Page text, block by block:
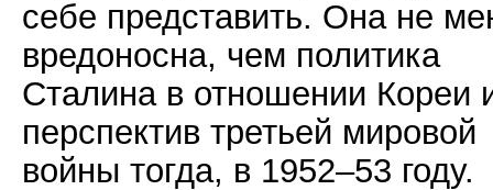
себе представить. Она не
вредоносна, чем политика
Сталина в отношении Кореи
перспектив третьей мировой
войны тогда, в 1952–53 году.